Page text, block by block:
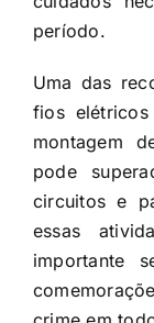
período.
Uma das
fios
montagem
pode
circuitos e
essas
importante